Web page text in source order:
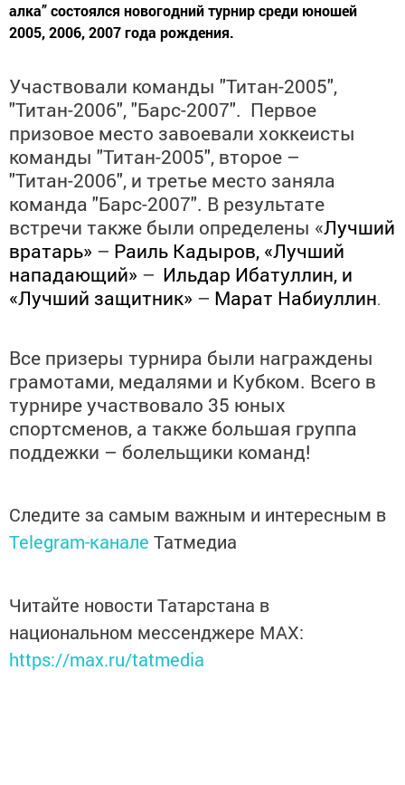
алка” состоялся новогодний турнир среди юношей
2005, 2006, 2007 года рождения.
Участвовали команды "Титан-2005",
"Титан-2006", "Барс-2007". Первое
призовое место завоевали хоккеисты
команды "Титан-2005", второе –
"Титан-2006", и третье место заняла
команда "Барс-2007". В результате
встречи также были определены «Лучший
вратарь» – Раиль Кадыров, «Лучший
нападающий» – Ильдар Ибатуллин, и
«Лучший защитник» – Марат Набиуллин.
Все призеры турнира были награждены
грамотами, медалями и Кубком. Всего в
турнире участвовало 35 юных
спортсменов, а также большая группа
поддежки – болельщики команд!
Следите за самым важным и интересным в
Telegram-канале Татмедиа
Читайте новости Татарстана в
национальном мессенджере MАХ:
https://max.ru/tatmedia